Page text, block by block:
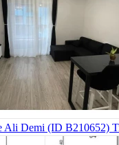
Ali Demi (ID B210652)